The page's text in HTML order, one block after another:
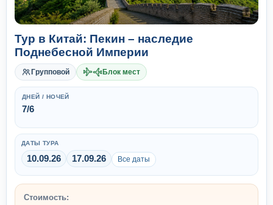
Тур в Китай: Пекин – наследие
Поднебесной Империи
Групповой Блок мест
ДНЕЙ / НОЧЕЙ
7/6
ДАТЫ ТУРА
10.09.26 17.09.26 Все даты
Стоимость: